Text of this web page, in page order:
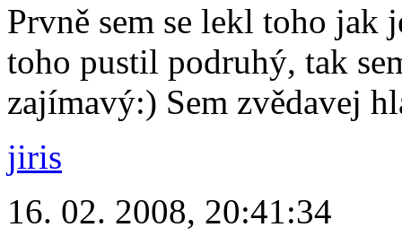
Prvně sem se lekl toho jak
toho pustil podruhý, tak
zajímavý:) Sem zvědavej
jiris
16. 02. 2008, 20:41:34